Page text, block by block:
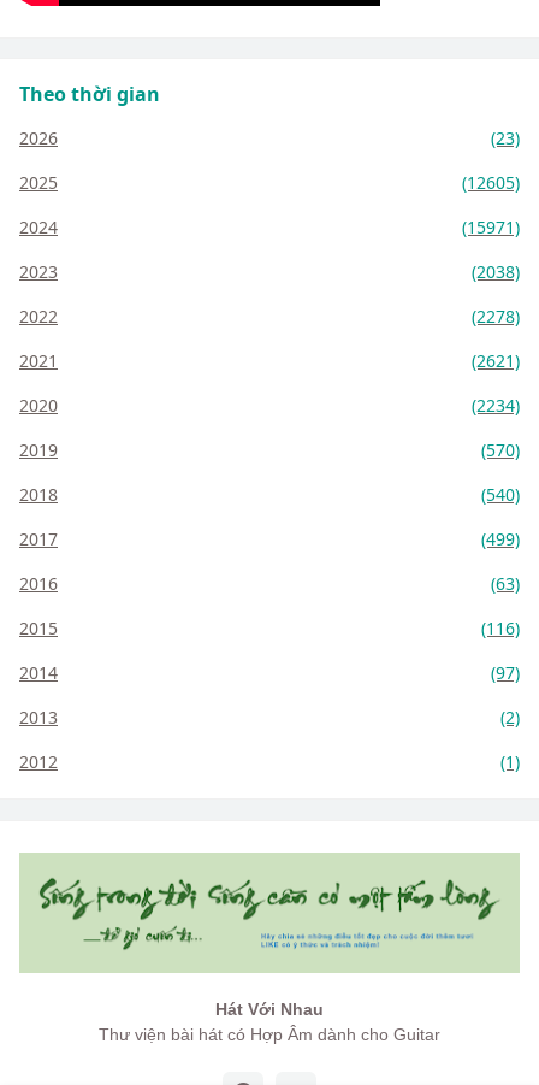
Theo thời gian
2026
(23)
2025
(12605)
2024
(15971)
2023
(2038)
2022
(2278)
2021
(2621)
2020
(2234)
2019
(570)
2018
(540)
2017
(499)
2016
(63)
2015
(116)
2014
(97)
2013
(2)
2012
(1)
Hát Với Nhau
Thư viện bài hát có Hợp Âm dành cho Guitar